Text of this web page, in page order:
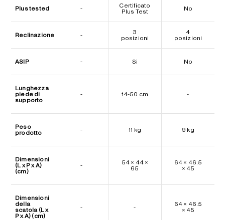
Plus tested -
Certificato
Plus Test
No
Reclinazione -
3
posizioni
4
posizioni
ASIP - Sì No
Lunghezza
piede di
supporto
- 14-50 cm -
Peso
prodotto
- 11 kg 9 kg
Dimensioni
(L x P x A)
(cm)
-
54 × 44 ×
65
64 × 46.5
× 45
Dimensioni
della
scatola (L x
P x A) (cm)
- -
64 × 46.5
× 45